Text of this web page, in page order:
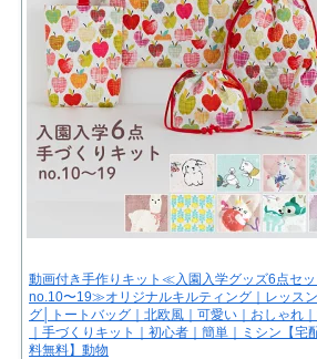
動画付き手作りキット≪入園入学グッズ6点セッ
no.10〜19≫オリジナルキルティング｜レッス
グ│トートバッグ｜北欧風｜可愛い｜おしゃれ
｜手づくりキット｜初心者｜簡単｜ミシン【宅
料無料】動物